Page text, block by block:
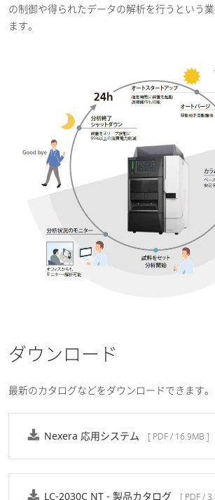
の制御や得られたデータの解析を行うという
ます。
ダウンロード
最新のカタログなどをダウンロードできます。
Nexera 応用システム [ PDF / 16.9MB ]
LC-2030C NT - 製品カタログ [ PDF /